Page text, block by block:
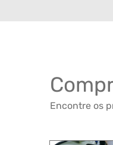
Encontre os